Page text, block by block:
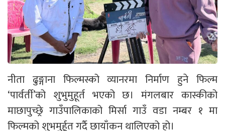
नीता ढुङ्गाना फिल्मस्को व्यानरमा निर्माण हुने फिल्म
‘पार्वर्ती’को शुभुमुहूर्त भएको छ। मंगलबार कास्कीको
माछापुच्छ्रे गाउँपालिकाको मिर्सा गाउँ वडा नम्बर १ मा
फिल्मको शुभमुर्हूत गर्दै छायाँकन थालिएको हो।